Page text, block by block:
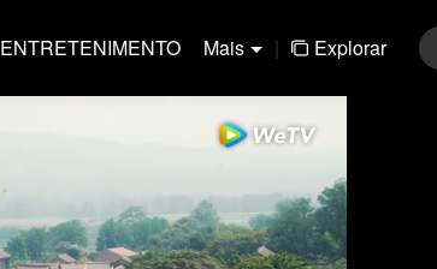
ENTRETENIMENTO Mais | Explorar